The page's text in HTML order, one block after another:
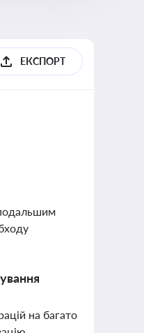
ЕКСПОРТ
на багато